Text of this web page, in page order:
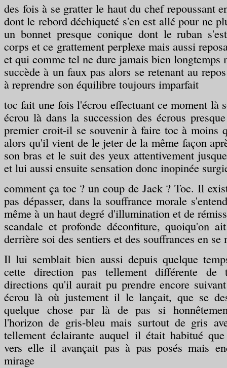
des fois à se gratter le haut du chef repoussant
dont le rebord déchiqueté s'en est allé pour ne
un bonnet presque conique dont le ruban
corps et ce grattement perplexe mais aussi
et qui comme tel ne dure jamais bien longtemps
succède à un faux pas alors se retenant au
à reprendre son équilibre toujours imparfait
toc fait une fois l'écrou effectuant ce moment là
écrou là dans la succession des écrous
premier croit-il se souvenir à faire toc à moins
alors qu'il vient de le jeter de la même façon
son bras et le suit des yeux attentivement
et lui aussi ensuite sensation donc inopinée
comment ça toc ? un coup de Jack ? Toc. Il
pas dépasser, dans la souffrance morale
même à un haut degré d'illumination et de
scandale et profonde déconfiture, quoiqu'on
derrière soi des sentiers et des souffrances en se
Il lui semblait bien aussi depuis quelque
cette direction pas tellement différente de
directions qu'il aurait pu prendre encore
écrou là où justement il le lançait, que se
quelque chose par là de pas si
l'horizon de gris-bleu mais surtout de gris
tellement éclairante auquel il était habitué
vers elle il avançait pas à pas posés mais
mirage